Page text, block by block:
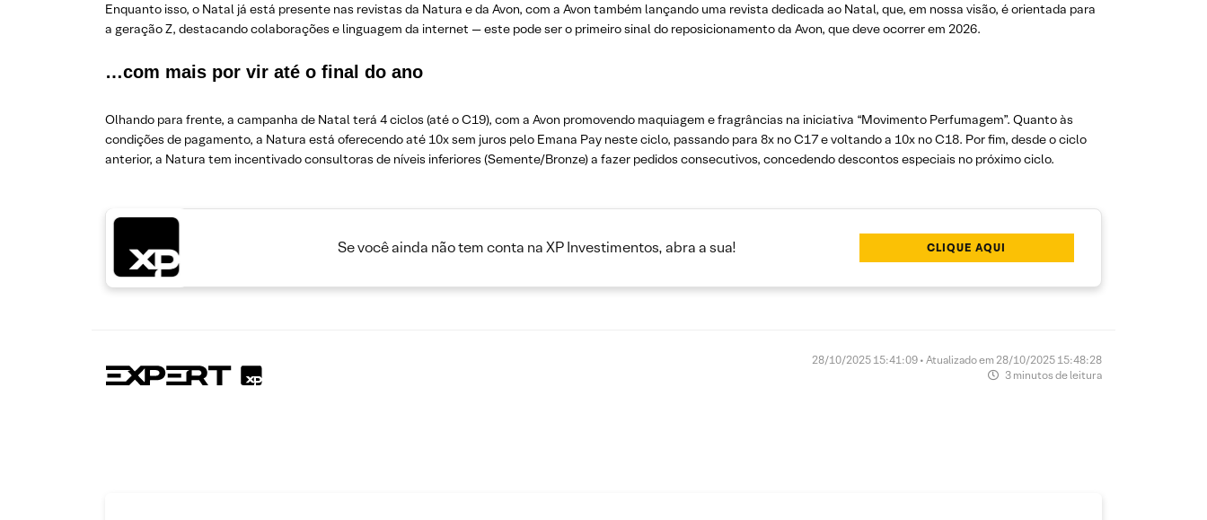
Enquanto isso, o Natal já está presente nas revistas da Natura e da Avon, com a Avon também lançando uma revista dedicada ao Natal, que, em nossa visão, é orientada para
a geração Z, destacando colaborações e linguagem da internet — este pode ser o primeiro sinal do reposicionamento da Avon, que deve ocorrer em 2026.
…com mais por vir até o final do ano
Olhando para frente, a campanha de Natal terá 4 ciclos (até o C19), com a Avon promovendo maquiagem e fragrâncias na iniciativa “Movimento Perfumagem”. Quanto às
condições de pagamento, a Natura está oferecendo até 10x sem juros pelo Emana Pay neste ciclo, passando para 8x no C17 e voltando a 10x no C18. Por fim, desde o ciclo
anterior, a Natura tem incentivado consultoras de níveis inferiores (Semente/Bronze) a fazer pedidos consecutivos, concedendo descontos especiais no próximo ciclo.
Se você ainda não tem conta na XP Investimentos, abra a sua! CLIQUE AQUI
28/10/2025 15:41:09 • Atualizado em 28/10/2025 15:48:28
3 minutos de leitura